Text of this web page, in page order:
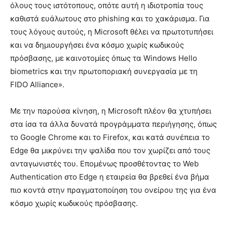
όλους τους ιστότοπους, οπότε αυτή η ιδιοτροπία τους
καθιστά ευάλωτους στο phishing και το χακάρισμα. Για
τους λόγους αυτούς, η Microsoft θέλει να πρωτοτυπήσει
και να δημιουργήσει ένα κόσμο χωρίς κωδικούς
πρόσβασης, με καινοτομίες όπως τα Windows Hello
biometrics και την πρωτοποριακή συνεργασία με τη
FIDO Alliance».
Με την παρούσα κίνηση, η Microsoft πλέον θα χτυπήσει
στα ίσα τα άλλα δυνατά προγράμματα περιήγησης, όπως
το Google Chrome και το Firefox, και κατά συνέπεια το
Edge θα μικρύνει την ψαλίδα που τον χωρίζει από τους
ανταγωνιστές του. Επομένως προσθέτοντας το Web
Authentication στο Edge η εταιρεία θα βρεθεί ένα βήμα
πιο κοντά στην πραγματοποίηση του ονείρου της για ένα
κόσμο χωρίς κωδικούς πρόσβασης.